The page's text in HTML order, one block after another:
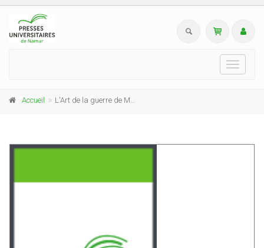
Toggle
Accueil L'Art de la guerre de Machiavel à Clausewitz dans les collections de la Bibliothèque universitaire Moretus Plantin